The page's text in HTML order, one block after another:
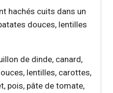
hachés cuits dans un
douces, lentilles
de dinde, canard,
lentilles, carottes,
pois, pâte de tomate,